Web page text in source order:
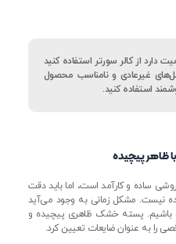
از کالر سورتر استفاده کنید
غیرعادی و نامناسب محصول
استفاده کنید.
ظاهر پیچیده
ساده و کارآمد است، اما باید دقت
نیست. مشکل زمانی به وجود می‌آید
پسته خشک ظاهری پیچیده و
را به عنوان ضایعات تعیین کرد.